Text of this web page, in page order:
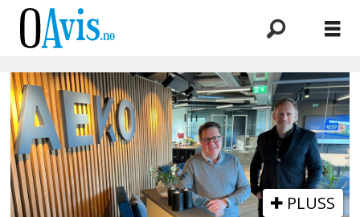
Emne:
andreas
wilsgård
PLUSS